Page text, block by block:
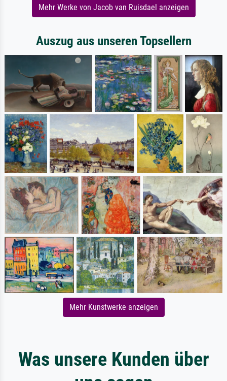
Mehr Werke von Jacob van Ruisdael anzeigen
Auszug aus unseren Topsellern
Mehr Kunstwerke anzeigen
Was unsere Kunden über